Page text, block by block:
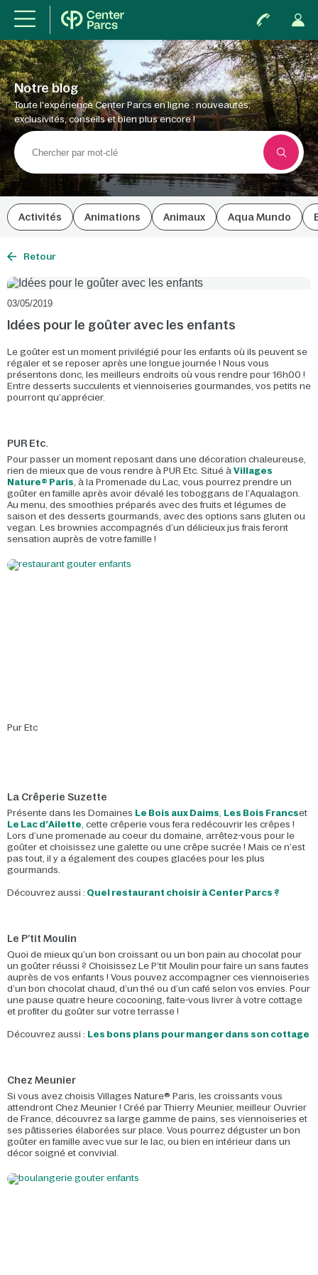
Notre blog
Toute l'expérience Center Parcs en ligne : nouveautés,
exclusivités, conseils et bien plus encore !
Activités Animations Animaux Aqua Mundo
Retour
03/05/2019
Idées pour le goûter avec les enfants
Le goûter est un moment privilégié pour les enfants où ils peuvent se
régaler et se reposer après une longue journée ! Nous vous
présentons donc, les meilleurs endroits où vous rendre pour 16h00 !
Entre desserts succulents et viennoiseries gourmandes, vos petits ne
pourront qu’apprécier.
PUR Etc.
Pour passer un moment reposant dans une décoration chaleureuse,
rien de mieux que de vous rendre à PUR Etc. Situé à Villages
Nature® Paris, à la Promenade du Lac, vous pourrez prendre un
goûter en famille après avoir dévalé les toboggans de l’Aqualagon.
Au menu, des smoothies préparés avec des fruits et légumes de
saison et des desserts gourmands, avec des options sans gluten ou
vegan. Les brownies accompagnés d’un délicieux jus frais feront
sensation auprès de votre famille !
Pur Etc
La Crêperie Suzette
Présente dans les Domaines Le Bois aux Daims, Les Bois Francset
Le Lac d’Ailette, cette crêperie vous fera redécouvrir les crêpes !
Lors d’une promenade au coeur du domaine, arrêtez-vous pour le
goûter et choisissez une galette ou une crêpe sucrée ! Mais ce n’est
pas tout, il y a également des coupes glacées pour les plus
gourmands.
Découvrez aussi : Quel restaurant choisir à Center Parcs ?
Le P’tit Moulin
Quoi de mieux qu’un bon croissant ou un bon pain au chocolat pour
un goûter réussi ? Choisissez Le P’tit Moulin pour faire un sans fautes
auprès de vos enfants ! Vous pouvez accompagner ces viennoiseries
d’un bon chocolat chaud, d’un thé ou d’un café selon vos envies. Pour
une pause quatre heure cocooning, faite-vous livrer à votre cottage
et profiter du goûter sur votre terrasse !
Découvrez aussi : Les bons plans pour manger dans son cottage
Chez Meunier
Si vous avez choisis Villages Nature® Paris, les croissants vous
attendront Chez Meunier ! Créé par Thierry Meunier, meilleur Ouvrier
de France, découvrez sa large gamme de pains, ses viennoiseries et
ses pâtisseries élaborées sur place. Vous pourrez déguster un bon
goûter en famille avec vue sur le lac, ou bien en intérieur dans un
décor soigné et convivial.